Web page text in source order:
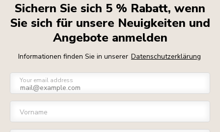
Sichern Sie sich 5 % Rabatt, wenn
Sie sich für unsere Neuigkeiten und
Angebote anmelden
Informationen finden Sie in unserer Datenschutzerklärung
Your email address
Vorname